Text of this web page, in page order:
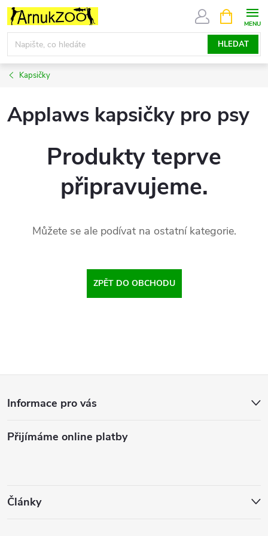
Přejít
obsah
HLEDAT
NÁKUPNÍ
KOŠÍK
Kapsičky
Applaws kapsičky pro psy
Produkty teprve
připravujeme.
Můžete se ale podívat na ostatní kategorie.
ZPĚT DO OBCHODU
p
Informace pro vás
Přijímáme online platby
Články